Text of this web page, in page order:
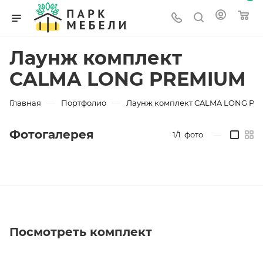
Лаунж комплект
CALMA LONG PREMIUM
Главная — Портфолио — Лаунж комплект CALMA LONG
Фотогалерея 1/1 фото
Посмотреть комплект